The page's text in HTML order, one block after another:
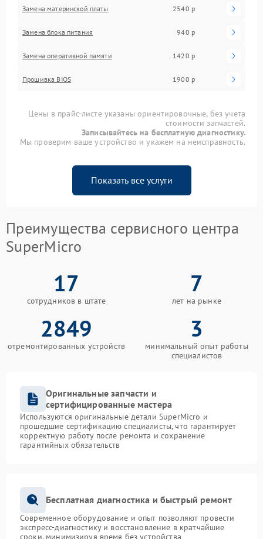
Замена материнской платы 2540 р
Замена блока питания 940 р
Замена оперативной памяти 1420 р
Прошивка BIOS 1900 р
Цены в прайс-листе указаны ориентировочные, без учета
стоимости запчастей.
Записывайтесь на бесплатную диагностику.
Мы проверим ваше устройство и укажем на неисправность.
Показать все услуги
Преимущества сервисного центра
SuperMicro
17
сотрудников в штате
7
лет на рынке
2849
отремонтированных устройств
3
минимальный опыт работы
специалистов
Оригинальные запчасти и
сертифицированные мастера
Используются оригинальные детали SuperMicro и
прошедшие сертификацию специалисты, что гарантирует
корректную работу после ремонта и сохранение
гарантийных обязательств
Бесплатная диагностика и быстрый ремонт
Современное оборудование и опыт позволяют провести
экспресс-диагностику и восстановление в кратчайшие
сроки, минимизируя время без устройства